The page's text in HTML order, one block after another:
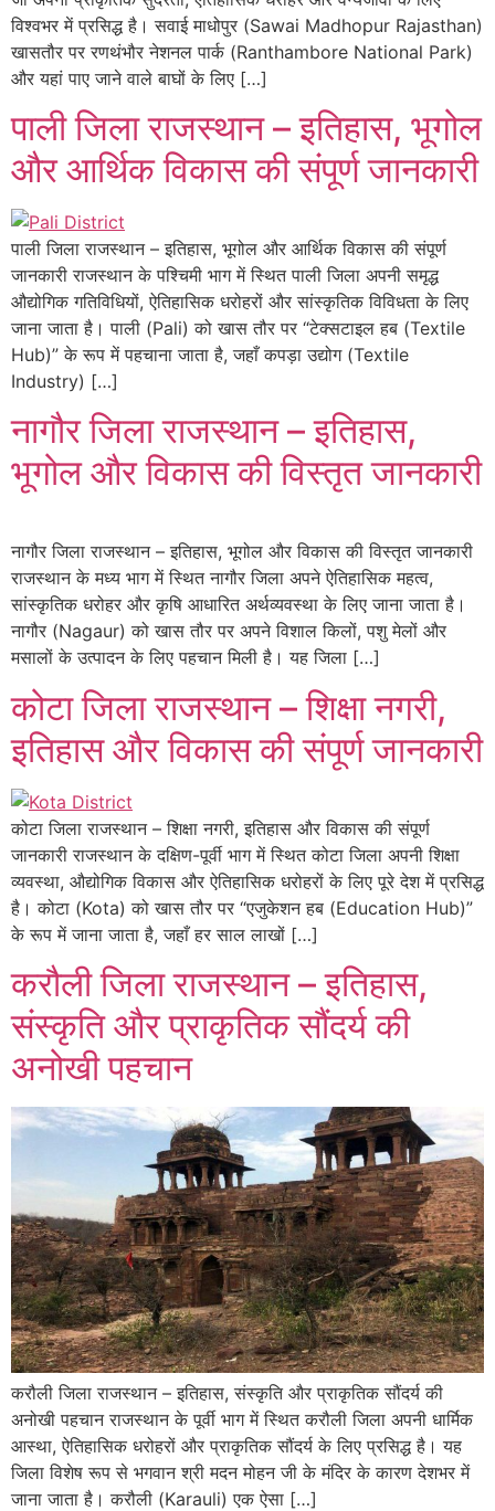
विश्वभर में प्रसिद्ध है। सवाई माधोपुर (Sawai Madhopur Rajasthan)
खासतौर पर रणथंभौर नेशनल पार्क (Ranthambore National Park)
और यहां पाए जाने वाले बाघों के लिए […]
पाली जिला राजस्थान – इतिहास, भूगोल
और आर्थिक विकास की संपूर्ण जानकारी
पाली जिला राजस्थान – इतिहास, भूगोल और आर्थिक विकास की संपूर्ण
जानकारी राजस्थान के पश्चिमी भाग में स्थित पाली जिला अपनी समृद्ध
औद्योगिक गतिविधियों, ऐतिहासिक धरोहरों और सांस्कृतिक विविधता के लिए
जाना जाता है। पाली (Pali) को खास तौर पर “टेक्सटाइल हब (Textile
Hub)” के रूप में पहचाना जाता है, जहाँ कपड़ा उद्योग (Textile
Industry) […]
नागौर जिला राजस्थान – इतिहास,
भूगोल और विकास की विस्तृत जानकारी
नागौर जिला राजस्थान – इतिहास, भूगोल और विकास की विस्तृत जानकारी
राजस्थान के मध्य भाग में स्थित नागौर जिला अपने ऐतिहासिक महत्व,
सांस्कृतिक धरोहर और कृषि आधारित अर्थव्यवस्था के लिए जाना जाता है।
नागौर (Nagaur) को खास तौर पर अपने विशाल किलों, पशु मेलों और
मसालों के उत्पादन के लिए पहचान मिली है। यह जिला […]
कोटा जिला राजस्थान – शिक्षा नगरी,
इतिहास और विकास की संपूर्ण जानकारी
कोटा जिला राजस्थान – शिक्षा नगरी, इतिहास और विकास की संपूर्ण
जानकारी राजस्थान के दक्षिण-पूर्वी भाग में स्थित कोटा जिला अपनी शिक्षा
व्यवस्था, औद्योगिक विकास और ऐतिहासिक धरोहरों के लिए पूरे देश में प्रसिद्ध
है। कोटा (Kota) को खास तौर पर “एजुकेशन हब (Education Hub)”
के रूप में जाना जाता है, जहाँ हर साल लाखों […]
करौली जिला राजस्थान – इतिहास,
संस्कृति और प्राकृतिक सौंदर्य की
अनोखी पहचान
करौली जिला राजस्थान – इतिहास, संस्कृति और प्राकृतिक सौंदर्य की
अनोखी पहचान राजस्थान के पूर्वी भाग में स्थित करौली जिला अपनी धार्मिक
आस्था, ऐतिहासिक धरोहरों और प्राकृतिक सौंदर्य के लिए प्रसिद्ध है। यह
जिला विशेष रूप से भगवान श्री मदन मोहन जी के मंदिर के कारण देशभर में
जाना जाता है। करौली (Karauli) एक ऐसा […]